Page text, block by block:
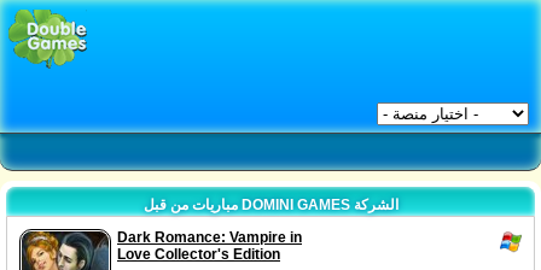
مباريات من قبل DOMINI GAMES الشركة
Dark Romance: Vampire in
Love Collector's Edition